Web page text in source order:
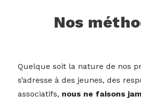
Nos
Quelque soit la nature de nos
s’adresse à des jeunes, des
associatifs, nous ne faisons